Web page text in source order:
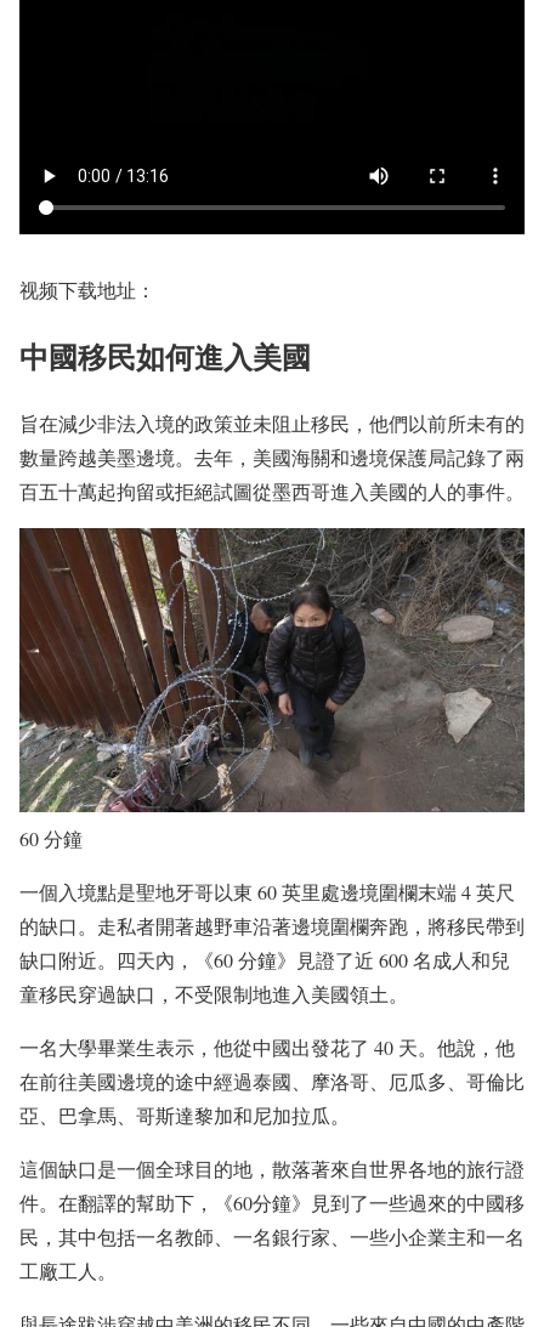
视频下载地址：
中國移民如何進入美國
旨在減少非法入境的政策並未阻止移民，他們以前所未有的
數量跨越美墨邊境。去年，美國海關和邊境保護局記錄了兩
百五十萬起拘留或拒絕試圖從墨西哥進入美國的人的事件。
60 分鐘
一個入境點是聖地牙哥以東 60 英里處邊境圍欄末端 4 英尺
的缺口。走私者開著越野車沿著邊境圍欄奔跑，將移民帶到
缺口附近。四天內，《60 分鐘》見證了近 600 名成人和兒
童移民穿過缺口，不受限制地進入美國領土。
一名大學畢業生表示，他從中國出發花了 40 天。他說，他
在前往美國邊境的途中經過泰國、摩洛哥、厄瓜多、哥倫比
亞、巴拿馬、哥斯達黎加和尼加拉瓜。
這個缺口是一個全球目的地，散落著來自世界各地的旅行證
件。在翻譯的幫助下，《60分鐘》見到了一些過來的中國移
民，其中包括一名教師、一名銀行家、一些小企業主和一名
工廠工人。